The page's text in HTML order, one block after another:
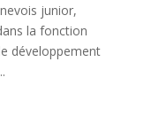
junior,
la fonction
développement